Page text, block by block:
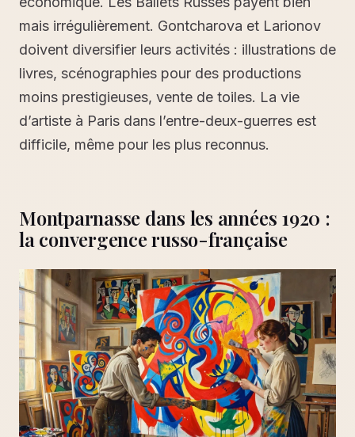
mais irrégulièrement. Gontcharova et Larionov
doivent diversifier leurs activités : illustrations de
livres, scénographies pour des productions
moins prestigieuses, vente de toiles. La vie
d’artiste à Paris dans l’entre-deux-guerres est
difficile, même pour les plus reconnus.
Montparnasse dans les années 1920 :
la convergence russo-française